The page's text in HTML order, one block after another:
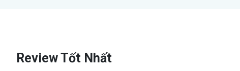
Review Tốt Nhất